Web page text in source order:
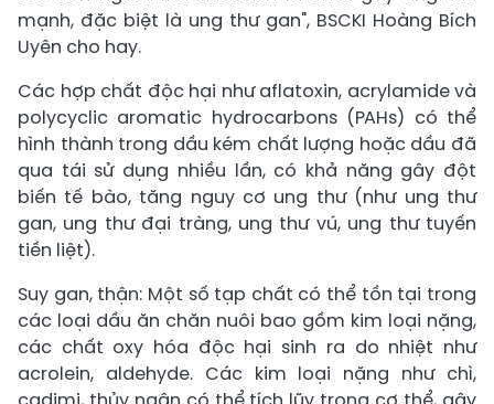
mạnh, đặc biệt là ung thư gan", BSCKI Hoàng Bích
Uyên cho hay.
Các hợp chất độc hại như aflatoxin, acrylamide và
polycyclic aromatic hydrocarbons (PAHs) có thể
hình thành trong dầu kém chất lượng hoặc dầu đã
qua tái sử dụng nhiều lần, có khả năng gây đột
biến tế bào, tăng nguy cơ ung thư (như ung thư
gan, ung thư đại tràng, ung thư vú, ung thư tuyến
tiền liệt).
Suy gan, thận: Một số tạp chất có thể tồn tại trong
các loại dầu ăn chăn nuôi bao gồm kim loại nặng,
các chất oxy hóa độc hại sinh ra do nhiệt như
acrolein, aldehyde. Các kim loại nặng như chì,